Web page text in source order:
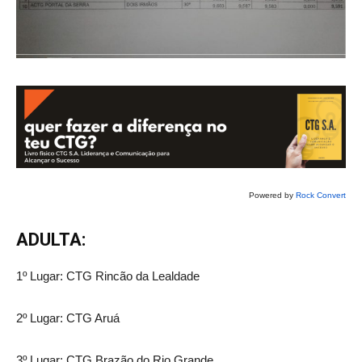
Powered by Rock Convert
ADULTA:
1º Lugar: CTG Rincão da Lealdade
2º Lugar: CTG Aruá